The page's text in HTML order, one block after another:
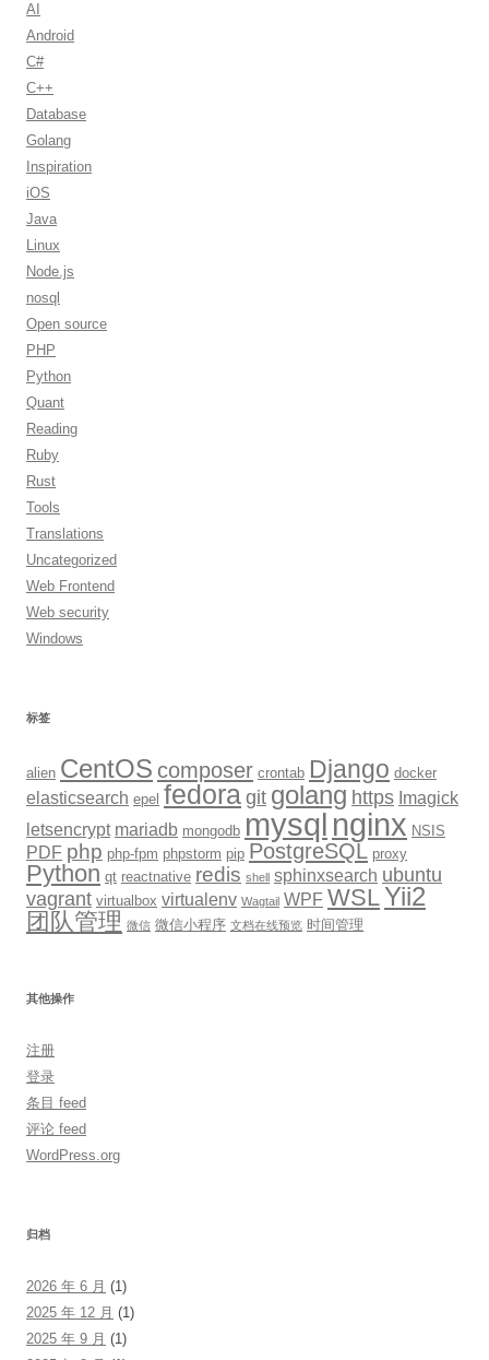
AI
Android
C#
C++
Database
Golang
Inspiration
iOS
Java
Linux
Node.js
nosql
Open source
PHP
Python
Quant
Reading
Ruby
Rust
Tools
Translations
Uncategorized
Web Frontend
Web security
Windows
标签
alien CentOS composer crontab Django docker
elasticsearch epel fedora git golang https Imagick
letsencrypt mariadb mongodb mysql nginx NSIS
PDF php php-fpm phpstorm pip PostgreSQL proxy
Python qt reactnative redis shell sphinxsearch ubuntu
vagrant virtualbox virtualenv Wagtail WPF WSLYii2
团队管理 微信 微信小程序 文档在线预览 时间管理
其他操作
注册
登录
条目 feed
评论 feed
WordPress.org
归档
2026 年 6 月 (1)
2025 年 12 月 (1)
2025 年 9 月 (1)